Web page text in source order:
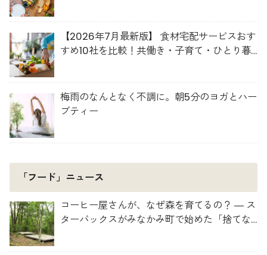
【2026年7月最新版】 食材宅配サービスおす
すめ10社を比較！共働き・子育て・ひとり暮
梅雨のなんとなく不調に。朝5分のヨガとハー
ブティー
「フード」ニュース
コーヒー屋さんが、なぜ森を育てるの？ ― ス
ターバックスがみなかみ町で始めた「捨てな